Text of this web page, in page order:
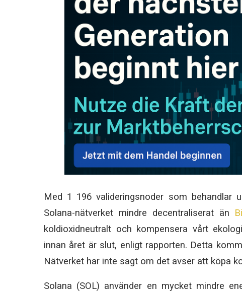
Med 1 196 valideringsnoder som behandlar
Solana-nätverket mindre decentraliserat än
koldioxidneutralt och kompensera vårt
innan året är slut, enligt rapporten. Detta
Nätverket har inte sagt om det avser att köpa
Solana (SOL) använder en mycket mindre